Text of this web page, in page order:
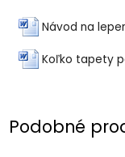
Návod na
Koľko tapety
Podobné